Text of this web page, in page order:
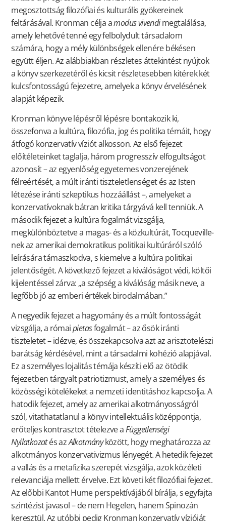
megosztottság filozófiai és kulturális gyökereinek
feltárásával. Kronman célja amodus vivendimegtalálása,
amely lehetővé tenné egy felbolydult társadalom
számára, hogy a mély különbségek ellenére békésen
együtt éljen. Az alábbiakban részletes áttekintést nyújtok
a könyv szerkezetéről és kicsit részletesebben kitérek két
kulcsfontosságú fejezetre, amelyek a könyv érvelésének
alapját képezik.
Kronman könyve lépésről lépésre bontakozik ki,
összefonva a kultúra, filozófia, jog és politika témáit, hogy
átfogó konzervatív víziót alkosson. Az első fejezet
előítéleteinket taglalja, három progresszív elfogultságot
azonosít – az egyenlőség egyetemes vonzerejének
félreértését, a múlt iránti tiszteletlenséget és az Isten
létezése iránti szkeptikus hozzáállást –, amelyeket a
konzervatívoknak bátran kritika tárgyává kell tenniük. A
második fejezet a kultúra fogalmát vizsgálja,
megkülönböztetve a magas- és a közkultúrát, Tocqueville-
nek az amerikai demokratikus politikai kultúráról szóló
leírására támaszkodva, s kiemelve a kultúra politikai
jelentőségét. A következő fejezet a kiválóságot védi, költői
kijelentéssel zárva: „a szépség a kiválóság másik neve, a
legfőbb jó az emberi értékek birodalmában.”
A negyedik fejezet a hagyomány és a múlt fontosságát
vizsgálja, a rómaipietasfogalmát – az ősök iránti
tiszteletet – idézve, és összekapcsolva azt az arisztotelészi
barátság kérdésével, mint a társadalmi kohézió alapjával.
Ez a személyes lojalitás témája készíti elő az ötödik
fejezetben tárgyalt patriotizmust, amely a személyes és
közösségi kötelékeket a nemzeti identitáshoz kapcsolja. A
hatodik fejezet, amely az amerikai alkotmányosságról
szól, vitathatatlanul a könyv intellektuális középpontja,
erőteljes kontrasztot tételezve aFüggetlenségi
Nyilatkozatés azAlkotmányközött, hogy meghatározza az
alkotmányos konzervativizmus lényegét. A hetedik fejezet
a vallás és a metafizika szerepét vizsgálja, azok közéleti
relevanciája mellett érvelve. Ezt követi két filozófiai fejezet.
Az előbbi Kantot Hume perspektívájából bírálja, s egyfajta
szintézist javasol – de nem Hegelen, hanem Spinozán
keresztül. Az utóbbi pedig Kronman konzervatív vízióját